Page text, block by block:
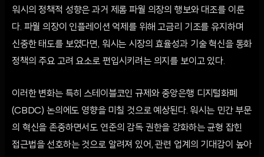
워시의 정책적 성향은 과거 제롬 파월 의장의 행보와 대조를 이룬
다. 파월 의장이 인플레이션 억제를 위해 고금리 기조를 유지하며
신중한 태도를 보였다면, 워시는 시장의 효율성과 기술 혁신을 통화
정책의 주요 고려 요소로 편입시키려는 의지를 보이고 있다.
이러한 변화는 특히 스테이블코인 규제와 중앙은행 디지털화폐
(CBDC) 논의에도 영향을 미칠 것으로 예상된다. 워시는 민간 부문
의 혁신을 존중하면서도 연준의 감독 권한을 강화하는 균형 잡힌
접근법을 선호하는 것으로 알려져 있어, 관련 업계의 기대감이 높아